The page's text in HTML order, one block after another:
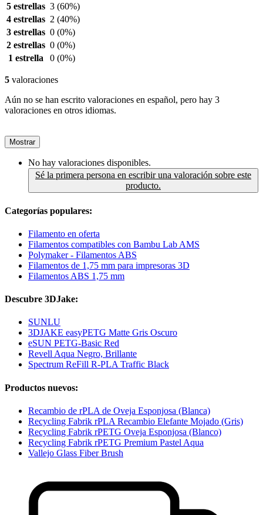
5 estrellas 3 (60%)
4 estrellas 2 (40%)
3 estrellas 0 (0%)
2 estrellas 0 (0%)
1 estrella
0 (0%)
5 valoraciones
Aún no se han escrito valoraciones en español, pero hay 3
valoraciones en otros idiomas.
Mostrar
No hay valoraciones disponibles.
Sé la primera persona en escribir una valoración sobre este
producto.
Categorías populares:
Filamento en oferta
Filamentos compatibles con Bambu Lab AMS
Polymaker - Filamentos ABS
Filamentos de 1,75 mm para impresoras 3D
Filamentos ABS 1,75 mm
Descubre 3DJake:
SUNLU
3DJAKE easyPETG Matte Gris Oscuro
eSUN PETG-Basic Red
Revell Aqua Negro, Brillante
Spectrum ReFill R-PLA Traffic Black
Productos nuevos:
Recambio de rPLA de Oveja Esponjosa (Blanca)
Recycling Fabrik rPLA Recambio Elefante Mojado (Gris)
Recycling Fabrik rPETG Oveja Esponjosa (Blanco)
Recycling Fabrik rPETG Premium Pastel Aqua
Vallejo Glass Fiber Brush